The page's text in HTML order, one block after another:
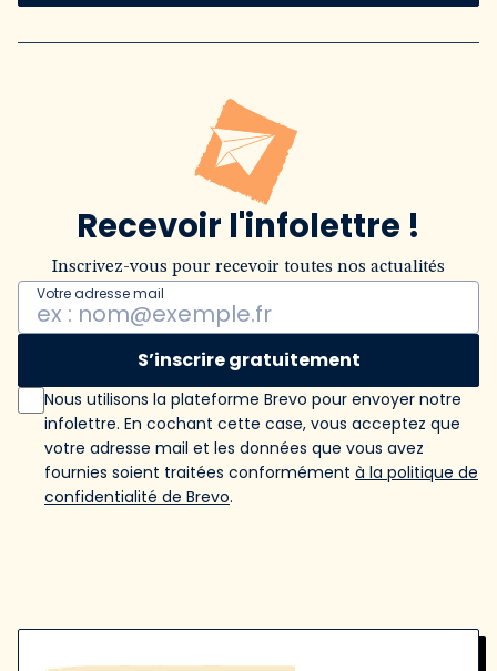
Recevoir l'infolettre !
Inscrivez-vous pour recevoir toutes nos actualités
Votre adresse mail
S’inscrire gratuitement
Nous utilisons la plateforme Brevo pour envoyer notre
infolettre. En cochant cette case, vous acceptez que
votre adresse mail et les données que vous avez
fournies soient traitées conformément à la politique de
confidentialité de Brevo.